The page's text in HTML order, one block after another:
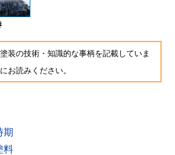
装の技術・知識的な事柄を記載していま
お読みください。
期
料